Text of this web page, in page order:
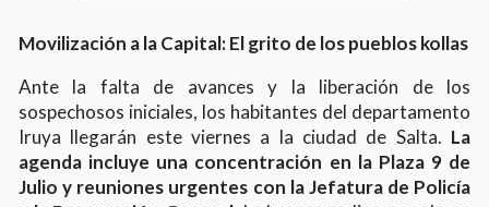
Movilización a la Capital: El grito de los pueblos kollas
Ante la falta de avances y la liberación de los
sospechosos iniciales, los habitantes del departamento
Iruya llegarán este viernes a la ciudad de Salta. La
agenda incluye una concentración en la Plaza 9 de
Julio y reuniones urgentes con la Jefatura de Policía